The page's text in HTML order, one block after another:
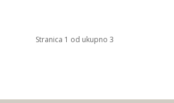
Stranica 1 od ukupno 3